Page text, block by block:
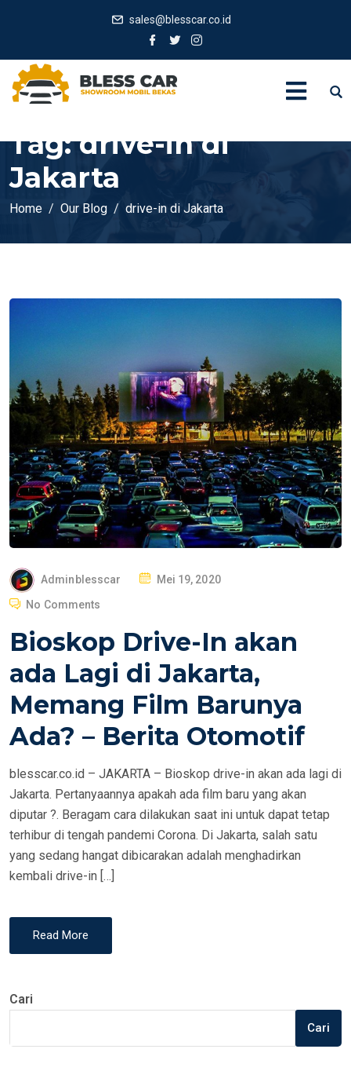
sales@blesscar.co.id
Tag:drive-in di
Jakarta
Home Our Blog drive-in di Jakarta
Adminblesscar
P
T
D
O
Mei 19, 2020
No Comments
Bioskop Drive-In akan
ada Lagi di Jakarta,
Memang Film Barunya
Ada? – Berita Otomotif
blesscar.co.id – JAKARTA – Bioskop drive-in akan ada lagi di
Jakarta. Pertanyaannya apakah ada film baru yang akan
diputar ?. Beragam cara dilakukan saat ini untuk dapat tetap
terhibur di tengah pandemi Corona. Di Jakarta, salah satu
yang sedang hangat dibicarakan adalah menghadirkan
kembali drive-in […]
Read More
Cari
Cari